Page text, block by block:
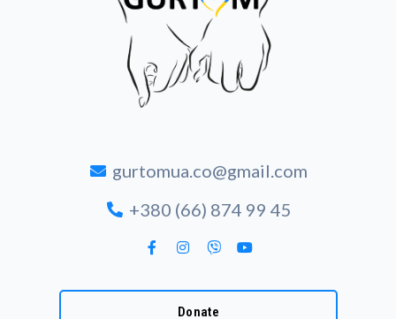
gurtomua.co@gmail.com
+380 (66) 874 99 45
Donate